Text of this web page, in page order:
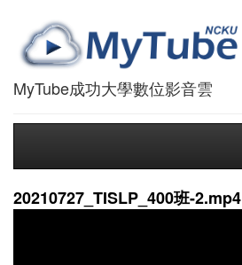
MyTube成功大學數位影音雲
20210727_TISLP_400班-2.mp4